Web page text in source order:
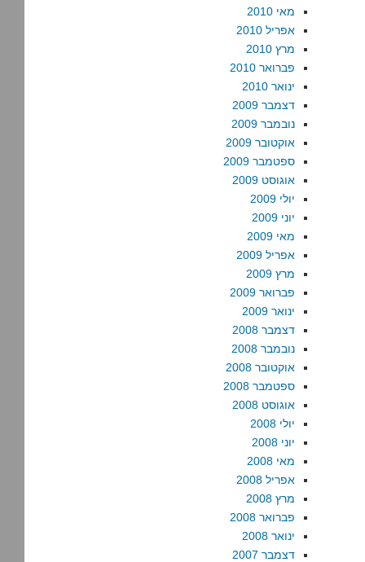
מאי 2010
אפריל 2010
מרץ 2010
פברואר 2010
ינואר 2010
דצמבר 2009
נובמבר 2009
אוקטובר 2009
ספטמבר 2009
אוגוסט 2009
יולי 2009
יוני 2009
מאי 2009
אפריל 2009
מרץ 2009
פברואר 2009
ינואר 2009
דצמבר 2008
נובמבר 2008
אוקטובר 2008
ספטמבר 2008
אוגוסט 2008
יולי 2008
יוני 2008
מאי 2008
אפריל 2008
מרץ 2008
פברואר 2008
ינואר 2008
דצמבר 2007